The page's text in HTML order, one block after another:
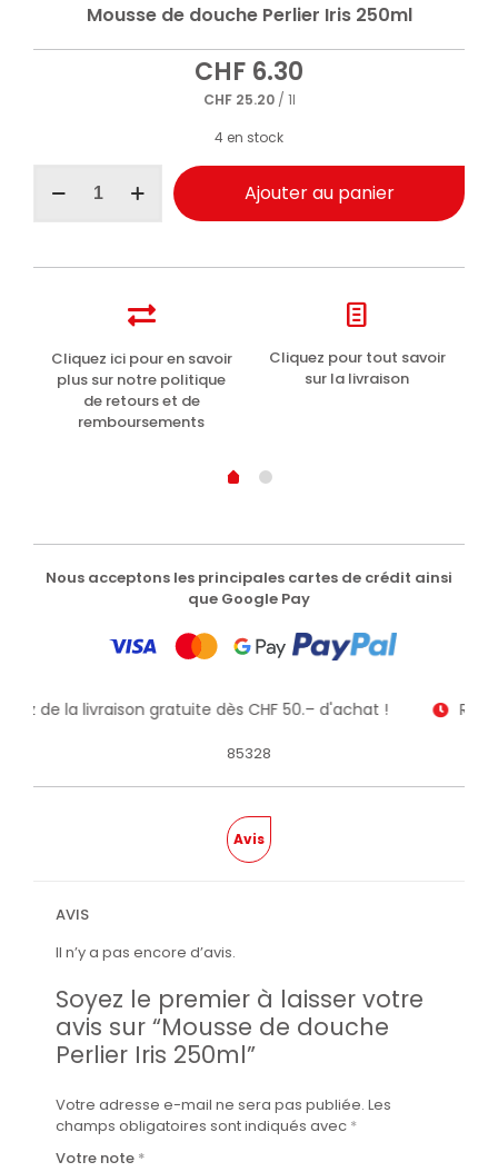
Mousse de douche Perlier Iris 250ml
CHF 6.30
CHF25.20/ 1l
4 en stock
Ajouter au panier
Cliquez ici pour en savoir
plus sur notre politique
de retours et de
remboursements
Cliquez pour tout savoir
sur la livraison
Nous acceptons les principales cartes de crédit ainsi
que Google Pay
de la livraison gratuite dès CHF 50.– d'achat !
85328
Avis
AVIS
Il n’y a pas encore d’avis.
Soyez le premier à laisser votre
avis sur “Mousse de douche
Perlier Iris 250ml”
Votre adresse e-mail ne sera pas publiée. Les
champs obligatoires sont indiqués avec *
Votre note *